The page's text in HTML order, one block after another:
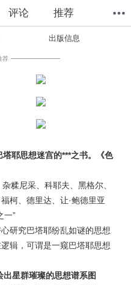
评论 推荐
出版信息
荐
塔耶思想迷宫的***之书。《色
糅尼采、科耶夫、黑格尔、
柯、德里达、让·鲍德里亚
一”
研究巴塔耶纷乱如谜的思想
辑，可谓是一窥巴塔耶思想
星群璀璨的思想谱系图